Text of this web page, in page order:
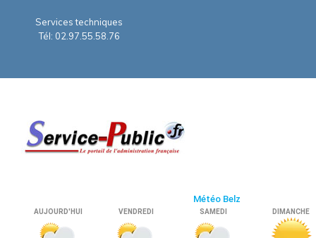
Services techniques
Tél: 02.97.55.58.76